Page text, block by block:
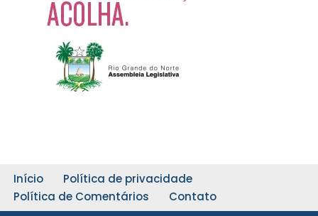
Início
Política de privacidade
Política de Comentários
Contato